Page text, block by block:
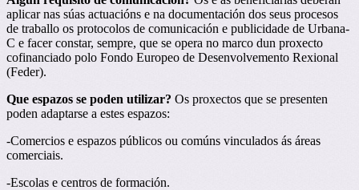
aplicar nas súas actuacións e na documentación dos seus procesos
de traballo os protocolos de comunicación e publicidade de Urbana-
C e facer constar, sempre, que se opera no marco dun proxecto
cofinanciado polo Fondo Europeo de Desenvolvemento Rexional
(Feder).
Que espazos se poden utilizar? Os proxectos que se presenten
poden adaptarse a estes espazos:
-Comercios e espazos públicos ou comúns vinculados ás áreas
comerciais.
-Escolas e centros de formación.